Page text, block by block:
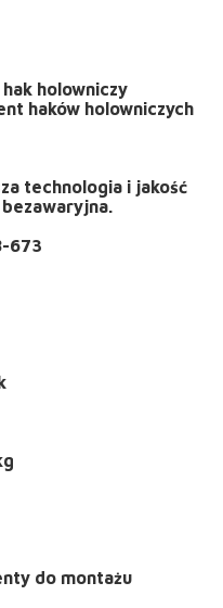
holowniczy
haków holowniczych
technologia i jakość
673
do montażu